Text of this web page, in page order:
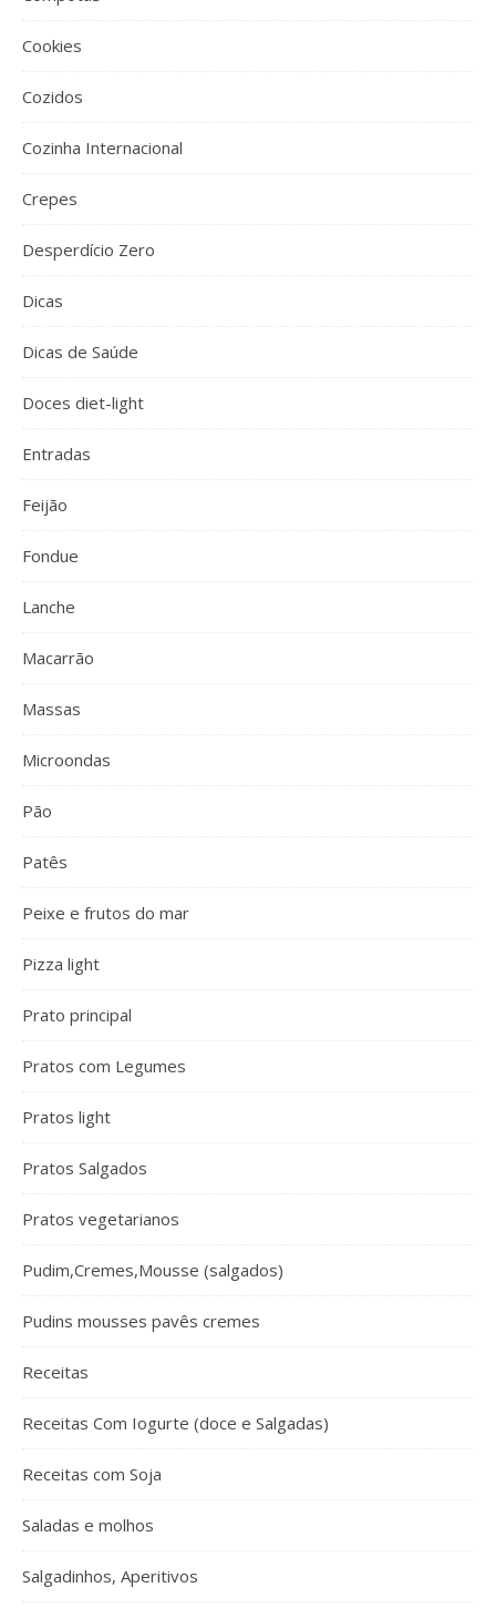
Cookies
Cozidos
Cozinha Internacional
Crepes
Desperdício Zero
Dicas
Dicas de Saúde
Doces diet-light
Entradas
Feijão
Fondue
Lanche
Macarrão
Massas
Microondas
Pão
Patês
Peixe e frutos do mar
Pizza light
Prato principal
Pratos com Legumes
Pratos light
Pratos Salgados
Pratos vegetarianos
Pudim,Cremes,Mousse (salgados)
Pudins mousses pavês cremes
Receitas
Receitas Com Iogurte (doce e Salgadas)
Receitas com Soja
Saladas e molhos
Salgadinhos, Aperitivos